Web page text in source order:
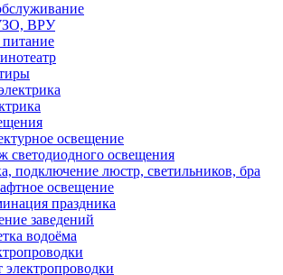
ВРУ
освещение
светодиодного освещения
подключение люстр, светильников, бра
освещение
праздника
заведений
водоёма
электропроводки